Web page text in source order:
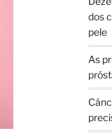
dos
pele
As